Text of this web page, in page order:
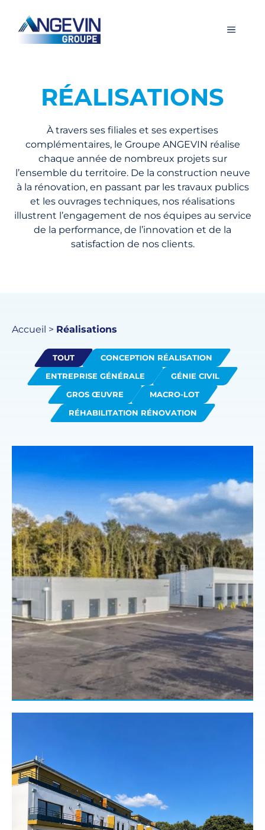
contenu
Menu
RÉALISATIONS
À travers ses filiales et ses expertises
complémentaires, le Groupe ANGEVIN réalise
chaque année de nombreux projets sur
l’ensemble du territoire. De la construction neuve
à la rénovation, en passant par les travaux publics
et les ouvrages techniques, nos réalisations
illustrent l’engagement de nos équipes au service
de la performance, de l’innovation et de la
satisfaction de nos clients.
Accueil > Réalisations
TOUT
CONCEPTION RÉALISATION
ENTREPRISE GÉNÉRALE
GÉNIE CIVIL
GROS ŒUVRE
MACRO-LOT
RÉHABILITATION RÉNOVATION
Entreprise générale